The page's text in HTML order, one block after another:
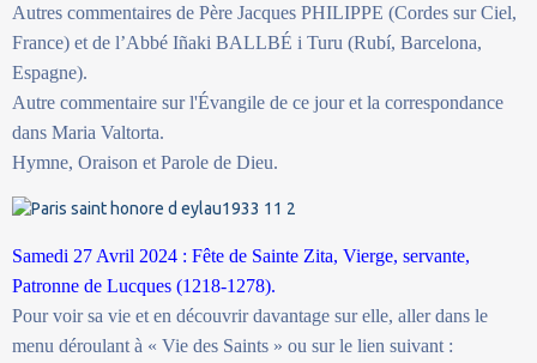
Autres commentaires de Père Jacques PHILIPPE (Cordes sur Ciel,
France) et de l’Abbé Iñaki BALLBÉ i Turu (Rubí, Barcelona,
Espagne).
Autre commentaire sur l'Évangile de ce jour et la correspondance
dans Maria Valtorta.
Hymne, Oraison et Parole de Dieu.
Samedi 27 Avril 2024 : Fête de Sainte Zita, Vierge, servante,
Patronne de Lucques (1218-1278).
Pour voir sa vie et en découvrir davantage sur elle, aller dans le
menu déroulant à « Vie des Saints » ou sur le lien suivant :